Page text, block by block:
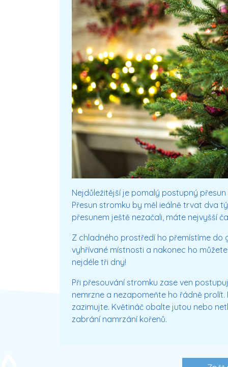
Nejdůležitější je pomalý postupný
Přesun stromku by měl ieálně trvat dva
přesunem ještě nezačali, máte nejvyšší
Z chladného prostředí ho přemístíme
vyhřívané místnosti a nakonec ho
nejdéle tři dny!
Při přesouvání stromku zase ven
nemrzne a nezapomeňte ho řádně
zazimujte. Květináč obalte jutou nebo
zabrání namrzání kořenů.